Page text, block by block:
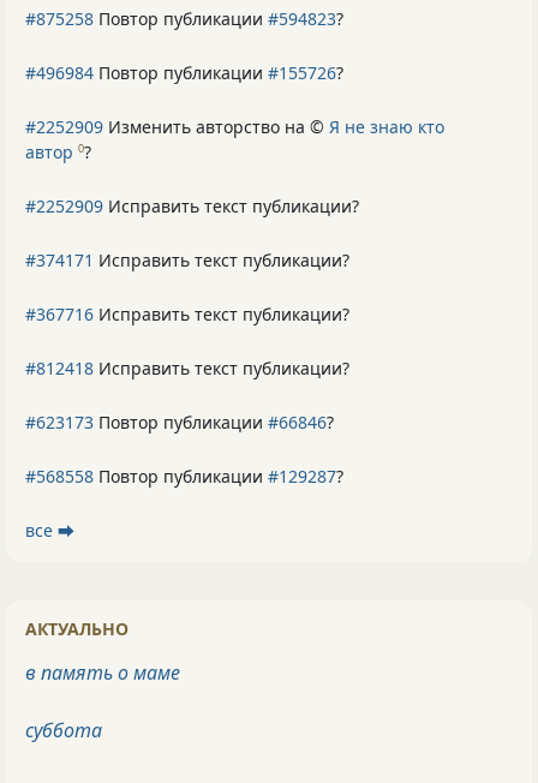
#875258 Повтор публикации #594823?
#496984 Повтор публикации #155726?
#2252909 Изменить авторство на © Я не знаю кто
автор 0?
#2252909 Исправить текст публикации?
#374171 Исправить текст публикации?
#367716 Исправить текст публикации?
#812418 Исправить текст публикации?
#623173 Повтор публикации #66846?
#568558 Повтор публикации #129287?
все ⮕
АКТУАЛЬНО
в память о маме
суббота